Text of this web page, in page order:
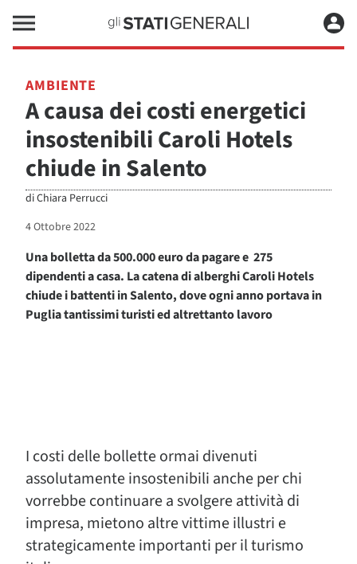
AMBIENTE
A causa dei costi energetici
insostenibili Caroli Hotels
chiude in Salento
diChiara Perrucci
4 Ottobre 2022
Una bolletta da 500.000 euro da pagare e 275
dipendenti a casa. La catena di alberghi Caroli Hotels
chiude i battenti in Salento, dove ogni anno portava in
Puglia tantissimi turisti ed altrettanto lavoro
I costi delle bollette ormai divenuti
assolutamente insostenibili anche per chi
vorrebbe continuare a svolgere attività di
impresa, mietono altre vittime illustri e
strategicamente importanti per il turismo